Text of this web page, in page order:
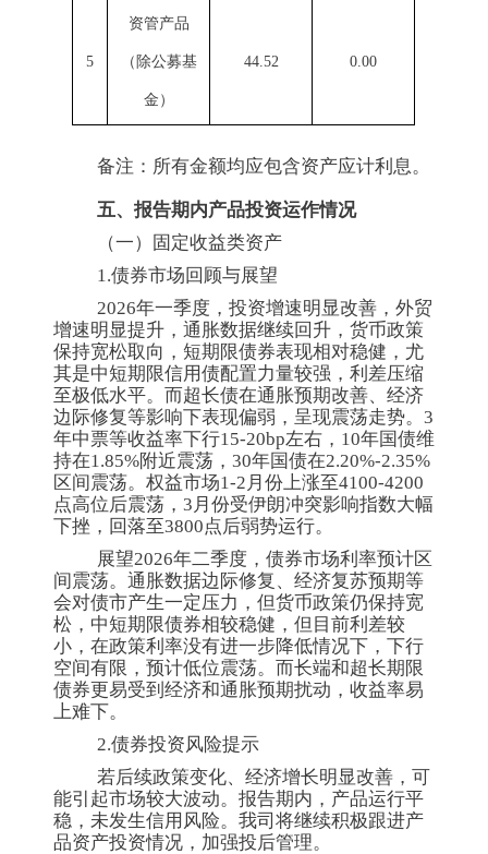
5
资管产品
（除公募基
金）
44.52 0.00
备注：所有金额均应包含资产应计利息。
五、报告期内产品投资运作情况
（一）固定收益类资产
1.债券市场回顾与展望
2026年一季度，投资增速明显改善，外贸
增速明显提升，通胀数据继续回升，货币政策
保持宽松取向，短期限债券表现相对稳健，尤
其是中短期限信用债配置力量较强，利差压缩
至极低水平。而超长债在通胀预期改善、经济
边际修复等影响下表现偏弱，呈现震荡走势。3
年中票等收益率下行15-20bp左右，10年国债维
持在1.85%附近震荡，30年国债在2.20%-2.35%
区间震荡。权益市场1-2月份上涨至4100-4200
点高位后震荡，3月份受伊朗冲突影响指数大幅
下挫，回落至3800点后弱势运行。
展望2026年二季度，债券市场利率预计区
间震荡。通胀数据边际修复、经济复苏预期等
会对债市产生一定压力，但货币政策仍保持宽
松，中短期限债券相较稳健，但目前利差较
小，在政策利率没有进一步降低情况下，下行
空间有限，预计低位震荡。而长端和超长期限
债券更易受到经济和通胀预期扰动，收益率易
上难下。
2.债券投资风险提示
若后续政策变化、经济增长明显改善，可
能引起市场较大波动。报告期内，产品运行平
稳，未发生信用风险。我司将继续积极跟进产
品资产投资情况，加强投后管理。